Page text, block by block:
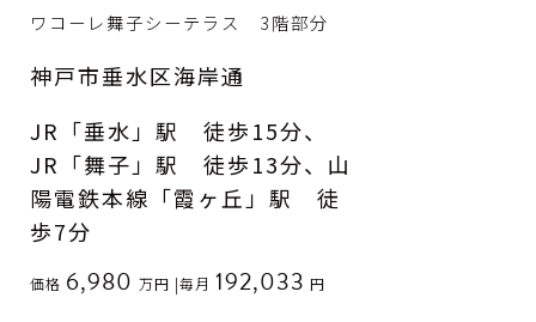
ワコーレ舞子シーテラス 3階部分
神戸市垂水区海岸通
JR「垂水」駅 徒歩15分、
JR「舞子」駅 徒歩13分、山
陽電鉄本線「霞ヶ丘」駅 徒
歩7分
価格 6,980 万円 |毎月 192,033 円